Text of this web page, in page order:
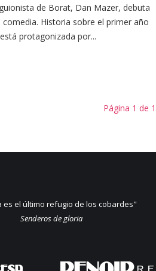
guionista de Borat, Dan Mazer, debuta
Historia sobre el primer año
protagonizada por...
Página 1 de 1
es el último refugio de los cobardes"
Senderos de gloria